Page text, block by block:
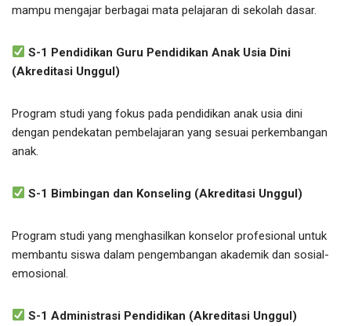
mampu mengajar berbagai mata pelajaran di sekolah dasar.
S-1 Pendidikan Guru Pendidikan Anak Usia Dini
(Akreditasi Unggul)
Program studi yang fokus pada pendidikan anak usia dini
dengan pendekatan pembelajaran yang sesuai perkembangan
anak.
S-1 Bimbingan dan Konseling (Akreditasi Unggul)
Program studi yang menghasilkan konselor profesional untuk
membantu siswa dalam pengembangan akademik dan sosial-
emosional.
S-1 Administrasi Pendidikan (Akreditasi Unggul)